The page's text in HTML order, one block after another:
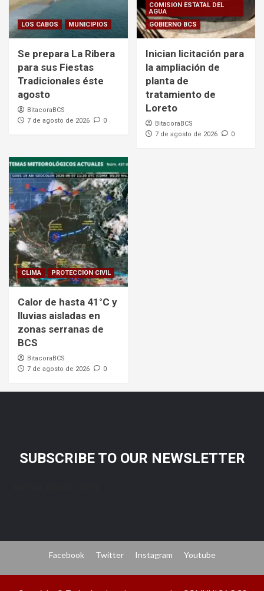
LOS CABOS MUNICIPIOS
Se prepara La Ribera
para sus Fiestas
Tradicionales éste
agosto
BitacoraBCS
7 de agosto de 2026
0
COMISION ESTATAL DEL
AGUA
GOBIERNO BCS
Inician licitación para
la ampliación de
planta de
tratamiento de
Loreto
BitacoraBCS
7 de agosto de 2026
0
CLIMA PROTECCION CIVIL
Calor de hasta 41°C y
lluvias aisladas en
zonas serranas de
BCS
BitacoraBCS
7 de agosto de 2026
0
SUBSCRIBE TO OUR NEWSLETTER
Facebook Twitter Instagram Youtube